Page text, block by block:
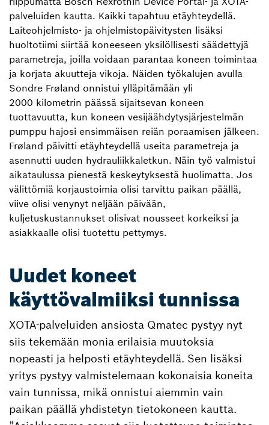
palveluiden kautta. Kaikki tapahtuu etäyhteydellä.
Laiteohjelmisto- ja ohjelmistopäivitysten lisäksi
huoltotiimi siirtää koneeseen yksilöllisesti säädettyjä
parametreja, joilla voidaan parantaa koneen toimintaa
ja korjata akuutteja vikoja. Näiden työkalujen avulla
Sondre Frøland onnistui ylläpitämään yli
2000 kilometrin päässä sijaitsevan koneen
tuottavuutta, kun koneen vesijäähdytysjärjestelmän
pumppu hajosi ensimmäisen reiän poraamisen jälkeen.
Frøland päivitti etäyhteydellä useita parametreja ja
asennutti uuden hydrauliikkaletkun. Näin työ valmistui
aikataulussa pienestä keskeytyksestä huolimatta. Jos
välittömiä korjaustoimia olisi tarvittu paikan päällä,
viive olisi venynyt neljään päivään,
kuljetuskustannukset olisivat nousseet korkeiksi ja
asiakkaalle olisi tuotettu pettymys.
Uudet koneet
käyttövalmiiksi tunnissa
XOTA-palveluiden ansiosta Qmatec pystyy nyt
siis tekemään monia erilaisia muutoksia
nopeasti ja helposti etäyhteydellä. Sen lisäksi
yritys pystyy valmistelemaan kokonaisia koneita
vain tunnissa, mikä onnistui aiemmin vain
paikan päällä yhdistetyn tietokoneen kautta.